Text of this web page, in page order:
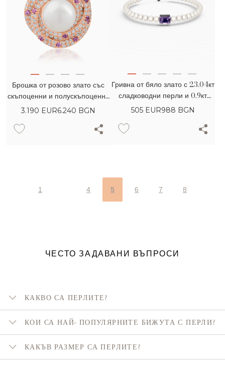
Брошка от розово злато със
скъпоценни и полускъпоценни
камъни 5.3кт
3.190 EUR6.240 BGN
Гривна от бяло злато с 23.04кт
сладководни перли и 0.9кт
аметист
505 EUR988 BGN
1 4 5 6 7 8
ЧЕСТО ЗАДАВАНИ ВЪПРОСИ
КАКВО СА ПЕРЛИТЕ?
КОИ СА НАЙ- ПОПУЛЯРНИТЕ БИЖУТА С ПЕРЛИ?
КАКЪВ РАЗМЕР СА ПЕРЛИТЕ?